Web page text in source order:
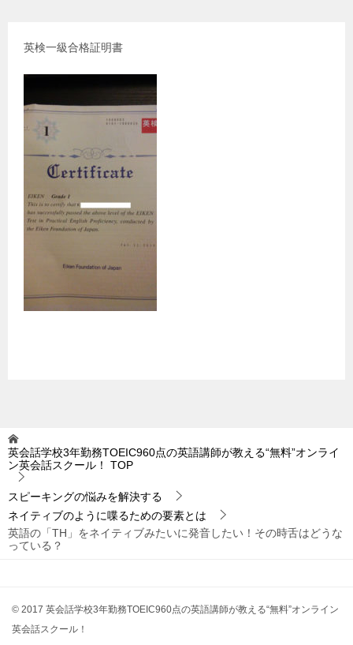
英検一級合格証明書
英会話学校3年勤務TOEIC960点の英語講師が教える“無料”オンライ
ン英会話スクール！
TOP
スピーキングの悩みを解決する
ネイティブのように喋るための要素とは
英語の「TH」をネイティブみたいに発音したい！その時舌はどうな
っている？
© 2017 英会話学校3年勤務TOEIC960点の英語講師が教える“無料”オンライン
英会話スクール！